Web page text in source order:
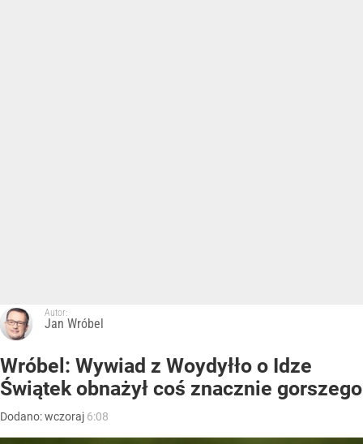
Autor:
Jan Wróbel
Wróbel: Wywiad z Woydyłło o Idze
Świątek obnażył coś znacznie gorszego
Dodano:wczoraj 6:08